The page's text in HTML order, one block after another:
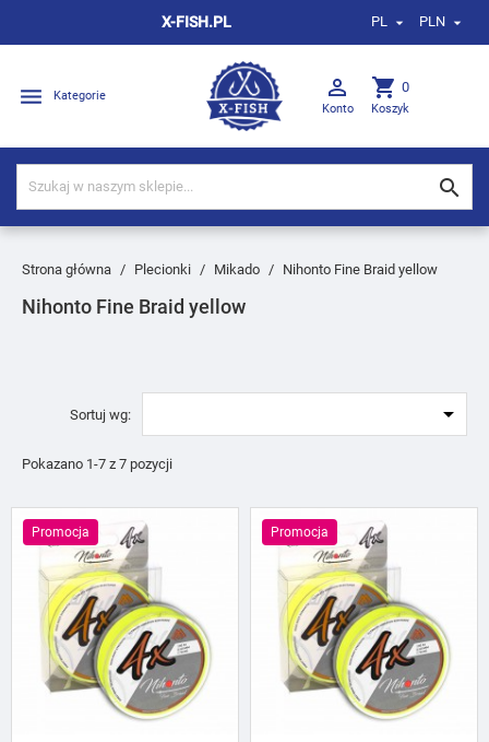
X-FISH.PL PL  PLN 
 Kategorie 
Konto
shopping_cart 0
Koszyk

Strona główna Plecionki Mikado Nihonto Fine Braid yellow
Nihonto Fine Braid yellow
Sortuj wg: 
Pokazano 1-7 z 7 pozycji
Promocja Promocja